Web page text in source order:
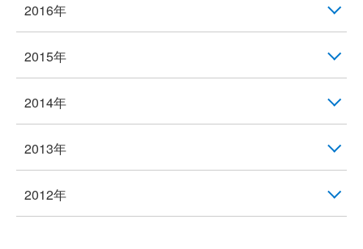
2016年
2015年
2014年
2013年
2012年